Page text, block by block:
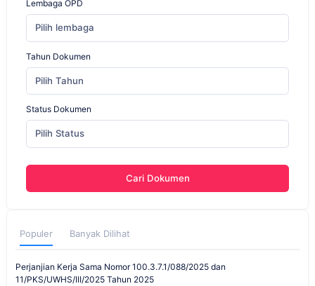
Lembaga OPD
Pilih lembaga
Tahun Dokumen
Pilih Tahun
Status Dokumen
Pilih Status
Cari Dokumen
Populer Banyak Dilihat
Perjanjian Kerja Sama Nomor 100.3.7.1/088/2025 dan
11/PKS/UWHS/III/2025 Tahun 2025